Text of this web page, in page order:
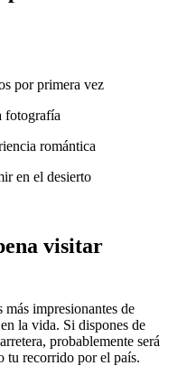
por primera vez
fotografía
romántica
en el desierto
visitar
impresionantes de
la vida. Si dispones de
probablemente será
tu recorrido por el país.